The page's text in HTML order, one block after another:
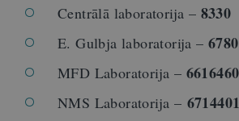
Centrālā laboratorija – 8330
E. Gulbja laboratorija –
MFD Laboratorija –
NMS Laboratorija –